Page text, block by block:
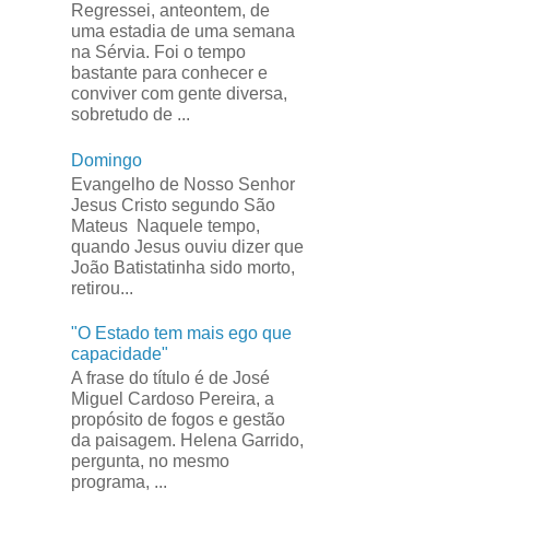
Regressei, anteontem, de
uma estadia de uma semana
na Sérvia. Foi o tempo
bastante para conhecer e
conviver com gente diversa,
sobretudo de ...
Domingo
Evangelho de Nosso Senhor
Jesus Cristo segundo São
Mateus Naquele tempo,
quando Jesus ouviu dizer que
João Batistatinha sido morto,
retirou...
"O Estado tem mais ego que
capacidade"
A frase do título é de José
Miguel Cardoso Pereira, a
propósito de fogos e gestão
da paisagem. Helena Garrido,
pergunta, no mesmo
programa, ...